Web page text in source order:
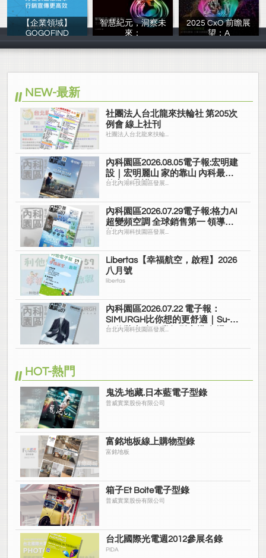
【企業領域】
GOGOFIND
GOGOFINDER
智慧紀元，洞察未
來：
Deloitte AI In
2025 CxO 前瞻展
望：A
勤業眾信聯合會
NEW-最新
社團法人台北龍來扶輪社 第205次
例會 線上社刊
社團法人台北龍來扶輪...
內科園區2026.08.05電子報:宏明建
設｜宏明麗山 家的靠山 內科最高
的安全承諾
台北內湖科技園區發展...
內科園區2026.07.29電子報:格力AI
超變頻空調 全球銷售第一 領導品
牌
台北內湖科技園區發展...
Libertas【幸福航空，啟程】2026
八月號
libertas
內科園區2026.07.22 電子報：
SIMURGH比你想的更舒適｜Su-Si
舒仕裝 都會日常輕鬆穿搭 免燙可
台北內湖科技園區發展...
HOT-熱門
鬼洗.地藏.日本藍電子型錄
普威實業股份有限公司
富銘地板線上購物型錄
富銘地板
箱子Et Boite電子型錄
普威實業股份有限公司
台北國際光電週2012參展名錄
PIDA